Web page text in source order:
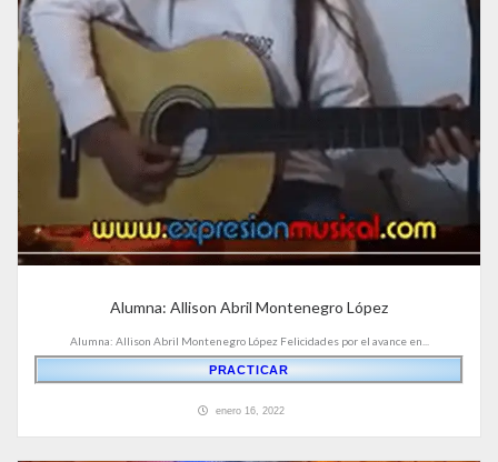
Alumna: Allison Abril Montenegro López
Alumna: Allison Abril Montenegro López Felicidades por el avance en...
PRACTICAR
enero 16, 2022